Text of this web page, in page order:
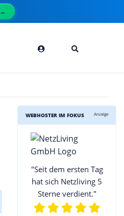
WEBHOSTER IM FOKUS Anzeige
"Seit dem ersten Tag
hat sich Netzliving 5
Sterne verdient."